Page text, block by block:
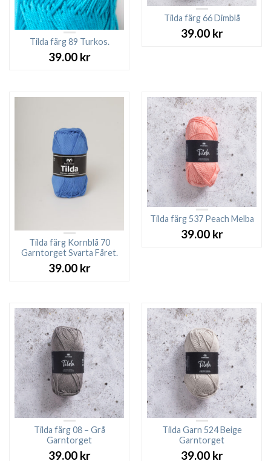
Tilda färg 89 Turkos.
39.00 kr
Tilda färg 66 Dimblå
39.00 kr
Tilda färg Kornblå 70
Garntorget Svarta Fåret.
39.00 kr
Tilda färg 537 Peach Melba
39.00 kr
Tilda färg 08 – Grå
Garntorget
39.00 kr
Tilda Garn 524 Beige
Garntorget
39.00 kr